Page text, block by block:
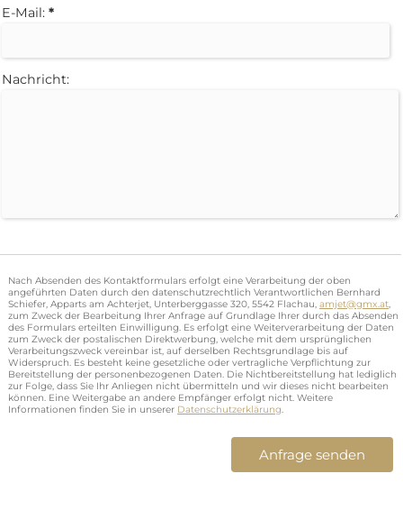
E-Mail: *
Nachricht:
Nach Absenden des Kontaktformulars erfolgt eine Verarbeitung der oben
angeführten Daten durch den datenschutzrechtlich Verantwortlichen Bernhard
Schiefer, Apparts am Achterjet, Unterberggasse 320, 5542 Flachau, amjet@gmx.at,
zum Zweck der Bearbeitung Ihrer Anfrage auf Grundlage Ihrer durch das Absenden
des Formulars erteilten Einwilligung. Es erfolgt eine Weiterverarbeitung der Daten
zum Zweck der postalischen Direktwerbung, welche mit dem ursprünglichen
Verarbeitungszweck vereinbar ist, auf derselben Rechtsgrundlage bis auf
Widerspruch. Es besteht keine gesetzliche oder vertragliche Verpflichtung zur
Bereitstellung der personenbezogenen Daten. Die Nichtbereitstellung hat lediglich
zur Folge, dass Sie Ihr Anliegen nicht übermitteln und wir dieses nicht bearbeiten
können. Eine Weitergabe an andere Empfänger erfolgt nicht. Weitere
Informationen finden Sie in unserer Datenschutzerklärung.